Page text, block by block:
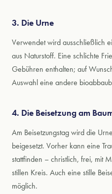
3. Die Urne
Verwendet wird ausschließlich
aus Naturstoff. Eine schlichte
Gebühren enthalten; auf
Auswahl eine andere
4. Die Beisetzung am
Am Beisetzungstag wird die
beigesetzt. Vorher kann eine
stattfinden – christlich, frei, mit
stillen Kreis. Auch eine stille
möglich.